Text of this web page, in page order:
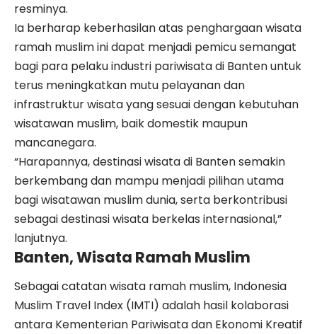
resminya.
Ia berharap keberhasilan atas penghargaan wisata
ramah muslim ini dapat menjadi pemicu semangat
bagi para pelaku industri pariwisata di Banten untuk
terus meningkatkan mutu pelayanan dan
infrastruktur wisata yang sesuai dengan kebutuhan
wisatawan muslim, baik domestik maupun
mancanegara.
“Harapannya, destinasi wisata di Banten semakin
berkembang dan mampu menjadi pilihan utama
bagi wisatawan muslim dunia, serta berkontribusi
sebagai destinasi wisata berkelas internasional,”
lanjutnya.
Banten, Wisata Ramah Muslim
Sebagai catatan wisata ramah muslim, Indonesia
Muslim Travel Index (IMTI) adalah hasil kolaborasi
antara Kementerian Pariwisata dan Ekonomi Kreatif